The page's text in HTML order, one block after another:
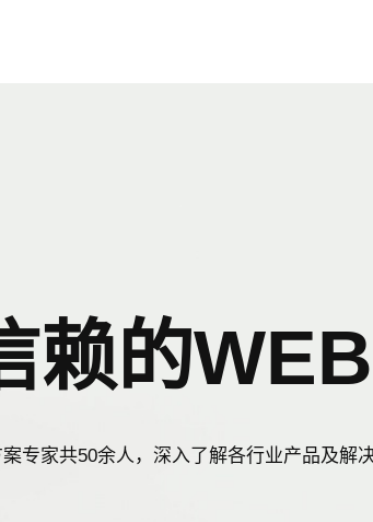
赖的
专家共50余人，深入了解各行业产品及解